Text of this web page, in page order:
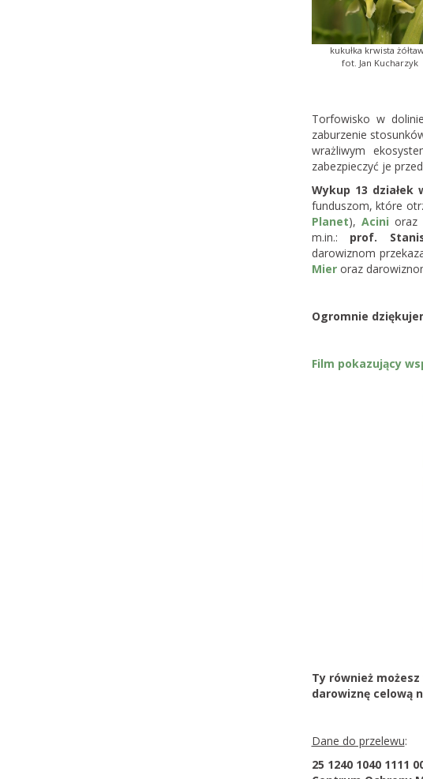
kukułka krwista
fot. Jan Kucharzyk
Torfowisko w
zaburzenie
wrażliwym
zabezpieczyć je
Wykup 13 działek
funduszom, które
Planet), Acini oraz
m.in.: prof.
darowiznom
Mieroraz
Ogromnie
Film pokazujący
Ty również
darowiznę celową
Dane do przelewu:
25 1240 1040 1111